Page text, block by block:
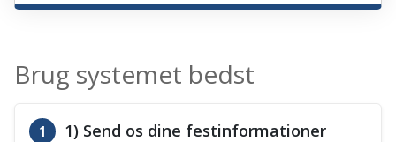
Brug systemet bedst
1 1) Send os dine festinformationer